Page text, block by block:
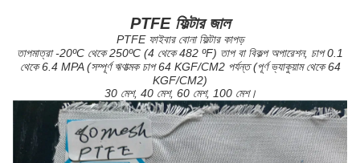
PTFE ফিল্টার জাল
PTFE ফাইবার বোনা ফিল্টার কাপড়
তাপমাত্রা -20ºC থেকে 250ºC (4 থেকে 482 ºF) তাপ বা বিকল্প অপারেশন, চাপ 0.1
থেকে 6.4 MPA (সম্পূর্ণ ঋণাত্মক চাপ 64 KGF/CM2 পর্যন্ত (পূর্ণ ভ্যাকুয়াম থেকে 64
KGF/CM2)
30 মেশ, 40 মেশ, 60 মেশ, 100 মেশ।